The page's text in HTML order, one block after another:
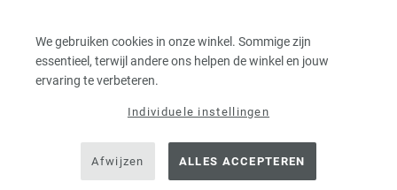
We gebruiken cookies in onze winkel. Sommige zijn
essentieel, terwijl andere ons helpen de winkel en jouw
ervaring te verbeteren.
Individuele instellingen
Afwijzen ALLES ACCEPTEREN